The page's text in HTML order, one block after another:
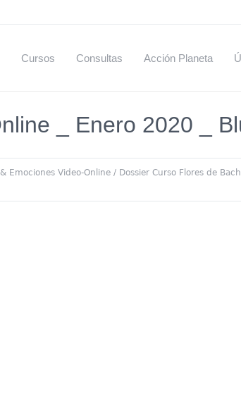
Cursos Consultas Acción Planeta
_ Enero 2020 _
Emociones Video-Online / Dossier Curso Flores de